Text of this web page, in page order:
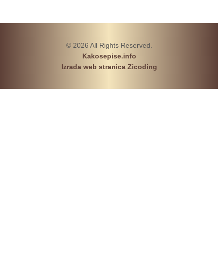
© 2026 All Rights Reserved.
Kakosepise.info
Izrada web stranica Zicoding